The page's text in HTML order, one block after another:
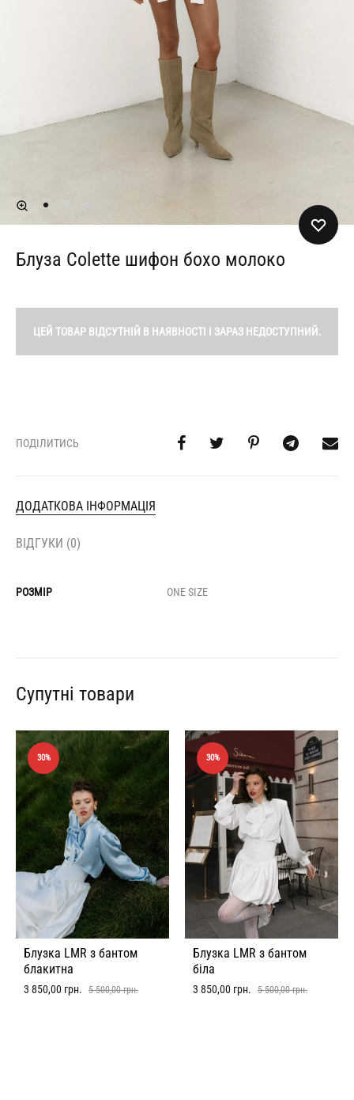
Блуза Colette шифон бохо молоко
ЦЕЙ ТОВАР ВІДСУТНІЙ В НАЯВНОСТІ І ЗАРАЗ НЕДОСТУПНИЙ.
ПОДІЛИТИСЬ
ДОДАТКОВА ІНФОРМАЦІЯ
ВІДГУКИ (0)
РОЗМІР ONE SIZE
Супутні товари
30%
Блузка LMR з бантом
блакитна
3 850,00 грн. 5 500,00грн.
30%
Блузка LMR з бантом
біла
3 850,00 грн. 5 500,00грн.